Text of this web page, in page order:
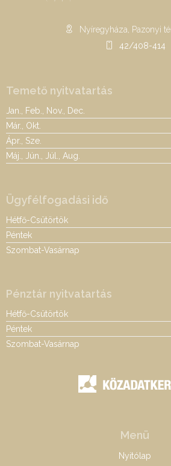
Nyíregyháza, Pazonyi
42/408-414
Temető nyitvatartás
Jan., Feb., Nov., Dec.
Már., Okt.
Ápr., Sze.
Máj., Jún., Júl., Aug.
Ügyfélfogadási idő
Hétfő-Csütörtök
Péntek
Szombat-Vasárnap
Pénztár nyitvatartás
Hétfő-Csütörtök
Péntek
Szombat-Vasárnap
Menü
Nyitólap